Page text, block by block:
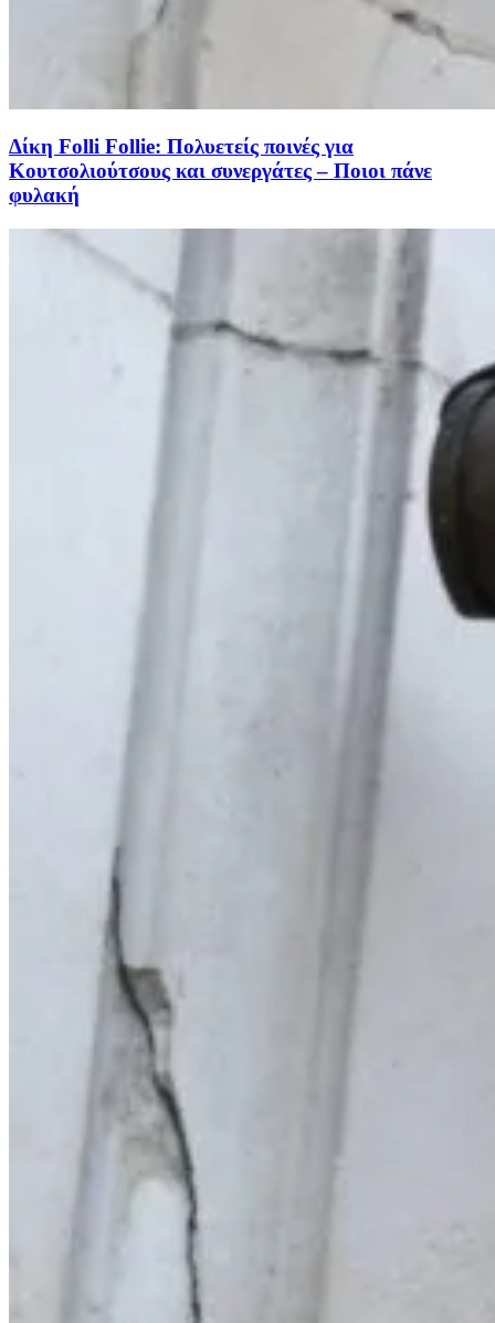
Δίκη Folli Follie: Πολυετείς ποινές για
Κουτσολιούτσους και συνεργάτες – Ποιοι πάνε
φυλακή